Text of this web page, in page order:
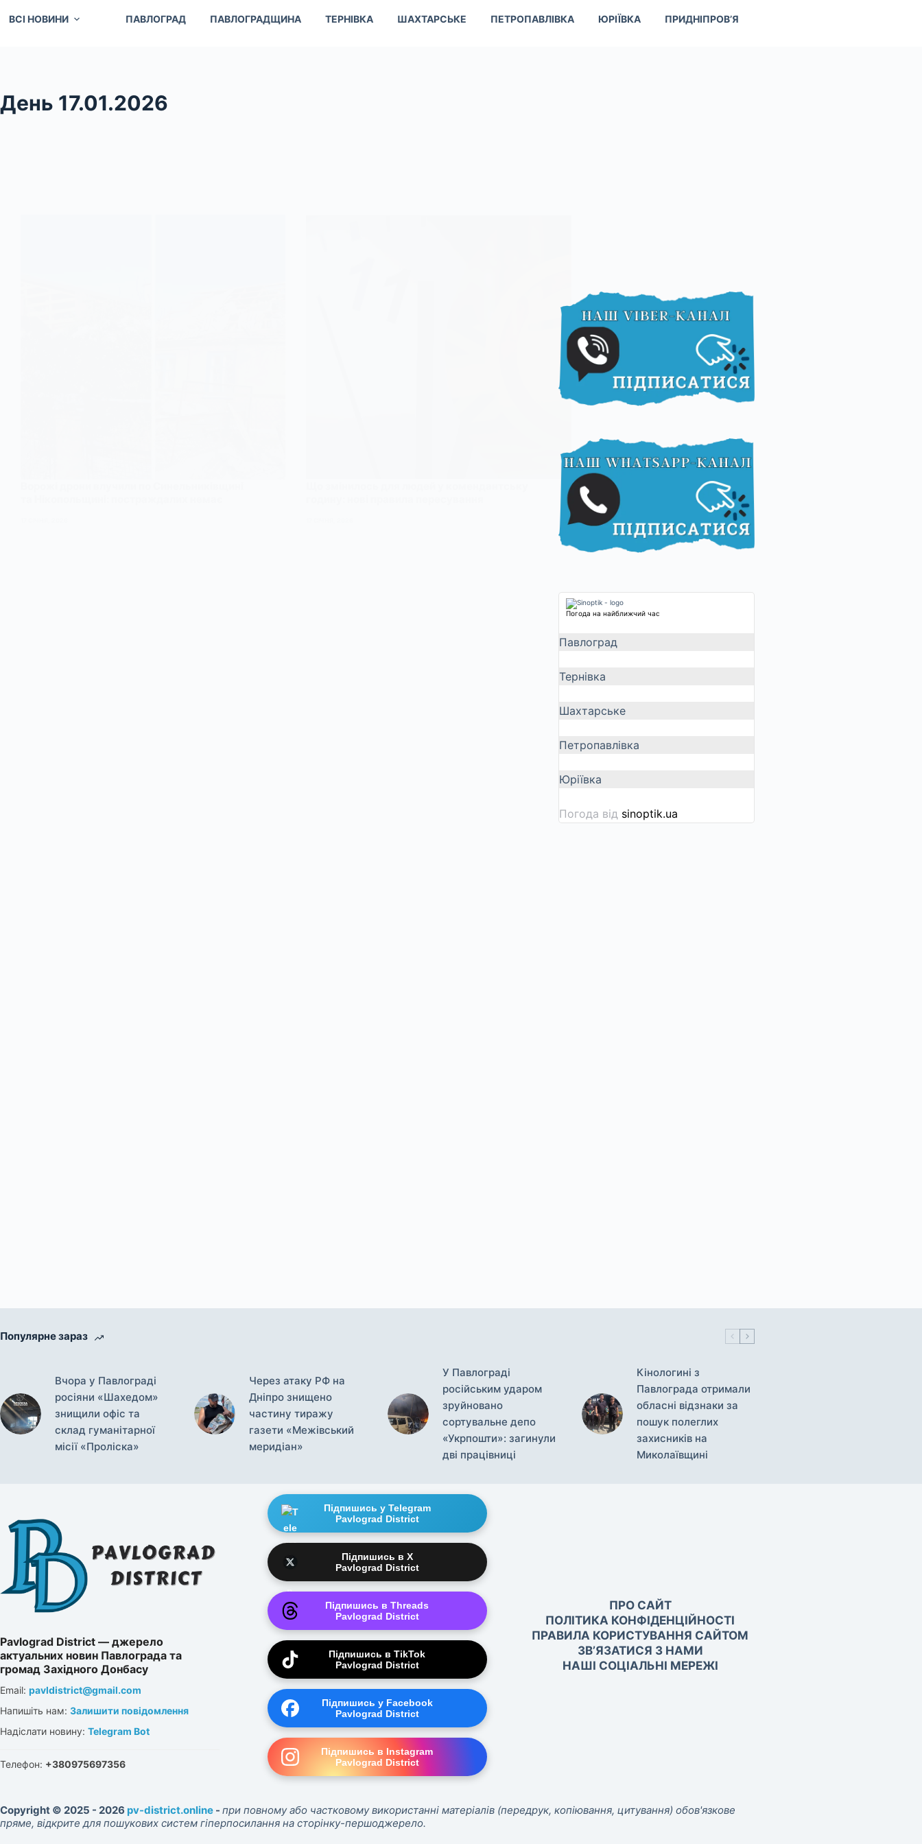
ВСІ НОВИНИ ПАВЛОГРАД ПАВЛОГРАДЩИНА ТЕРНІВКА ШАХТАРСЬКЕ ПЕТРОПАВЛІВКА ЮРІЇВКА ПРИДНІПРОВ’Я
День 17.01.2026
Погода на найближчий час
Павлоград
Тернівка
Шахтарське
Петропавлівка
Юріївка
Погода від sinoptik.ua
Популярне зараз
Вчора у Павлограді
росіяни «Шахедом»
знищили офіс та
склад гуманітарної
місії «Проліска»
Через атаку РФ на
Дніпро знищено
частину тиражу
газети «Межівський
меридіан»
У Павлограді
російським ударом
зруйновано
сортувальне депо
«Укрпошти»: загинули
дві працівниці
Кінологині з
Павлограда отримали
обласні відзнаки за
пошук полеглих
захисників на
Миколаївщині
Pavlograd District — джерело
актуальних новин Павлограда та
громад Західного Донбасу
Email: pavldistrict@gmail.com
Напишіть нам: Залишити повідомлення
Надіслати новину: Telegram Bot
Телефон: +380975697356
Підпишись у Telegram
Pavlograd District
Підпишись в X
Pavlograd District
Підпишись в Threads
Pavlograd District
Підпишись в TikTok
Pavlograd District
Підпишись у Facebook
Pavlograd District
Підпишись в Instagram
Pavlograd District
ПРО САЙТ
ПОЛІТИКА КОНФІДЕНЦІЙНОСТІ
ПРАВИЛА КОРИСТУВАННЯ САЙТОМ
ЗВ’ЯЗАТИСЯ З НАМИ
НАШІ СОЦІАЛЬНІ МЕРЕЖІ
Copyright © 2025 - 2026 pv-district.online - при повному або частковому використанні матеріалів (передрук, копіювання, цитування) обов'язкове
пряме, відкрите для пошукових систем гіперпосилання на сторінку-першоджерело.